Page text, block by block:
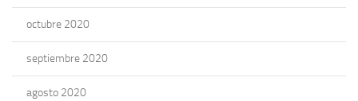
octubre 2020
septiembre 2020
agosto 2020